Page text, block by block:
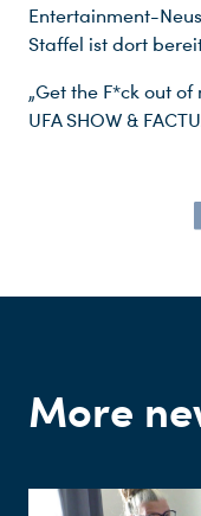
Entertainment-
Staffel ist dort
„Get the F*ck out
UFA SHOW &
More